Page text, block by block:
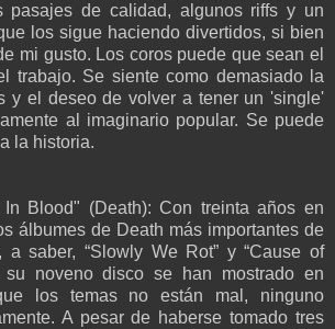
pasajes de calidad, algunos riffs y un
los sigue haciendo divertidos, si bien
mi gusto. Los coros puede que sean el
trabajo. Se siente como demasiado la
y el deseo de volver a tener un 'single'
al imaginario popular. Se puede
la historia.
Blood" (Death): Con treinta años en
álbumes de Death más importantes de
a saber, “Slowly We Rot” y “Cause of
su noveno disco se han mostrado en
los temas no están mal, ninguno
A pesar de haberse tomado tres